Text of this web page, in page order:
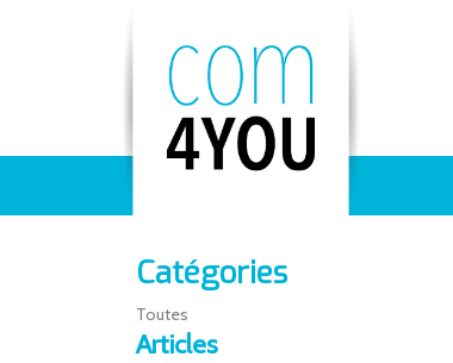
Catégories
Toutes
Articles